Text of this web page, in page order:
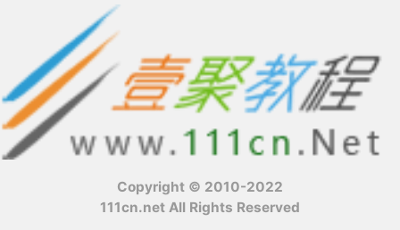
Copyright © 2010-2022
111cn.net All Rights Reserved